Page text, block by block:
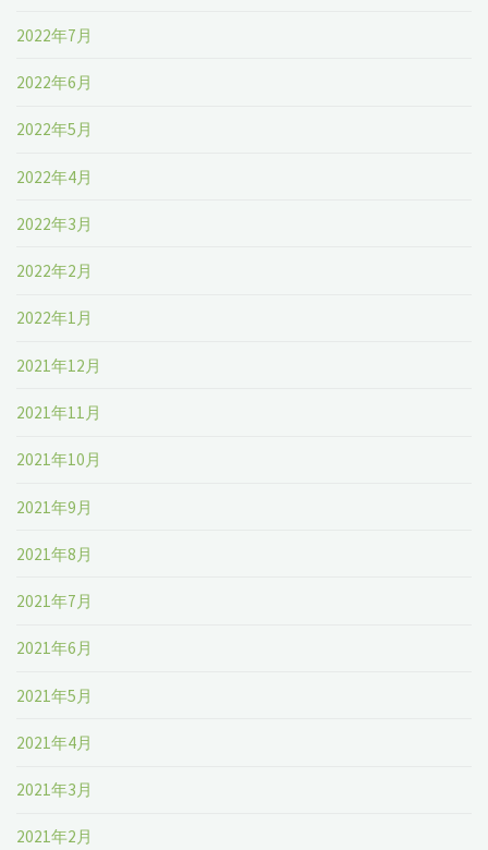
2022年7月
2022年6月
2022年5月
2022年4月
2022年3月
2022年2月
2022年1月
2021年12月
2021年11月
2021年10月
2021年9月
2021年8月
2021年7月
2021年6月
2021年5月
2021年4月
2021年3月
2021年2月